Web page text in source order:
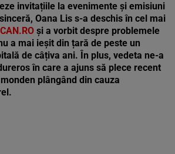
invitațiile la evenimente și emisiuni
Oana Lis s-a deschis în cel mai
și a vorbit despre problemele
a mai ieșit din țară de peste un
de câțiva ani. În plus, vedeta ne-a
în care a ajuns să plece recent
plângând din cauza